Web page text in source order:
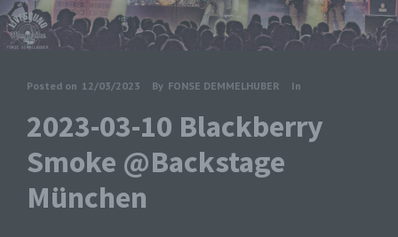
Posted on 12/03/2023 By FONSE DEMMELHUBER In
2023-03-10 Blackberry
Smoke @Backstage
München